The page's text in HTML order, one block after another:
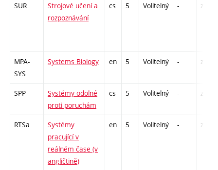
SUR
Strojové učení a
rozpoznávání
cs 5 Volitelný - zk
MPA-
SYS
Systems Biology en 5 Volitelný - zá,zk
SPP
Systémy odolné
proti poruchám
cs 5 Volitelný - zá,zk
RTSa
Systémy
pracující v
reálném čase (v
angličtině)
en 5 Volitelný - zk